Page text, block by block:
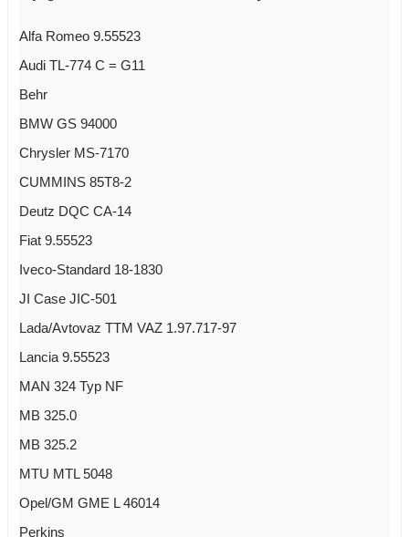
Alfa Romeo 9.55523
Audi TL-774 C = G11
Behr
BMW GS 94000
Chrysler MS-7170
CUMMINS 85T8-2
Deutz DQC CA-14
Fiat 9.55523
Iveco-Standard 18-1830
JI Case JIC-501
Lada/Avtovaz TTM VAZ 1.97.717-97
Lancia 9.55523
MAN 324 Typ NF
MB 325.0
MB 325.2
MTU MTL 5048
Opel/GM GME L 46014
Perkins